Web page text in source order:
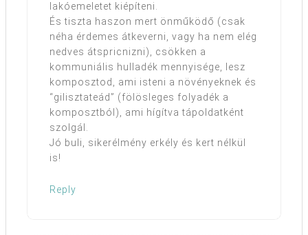
lakóemeletet kiépíteni.
És tiszta haszon mert önműködő (csak
néha érdemes átkeverni, vagy ha nem elég
nedves átspricnizni), csökken a
kommuniális hulladék mennyisége, lesz
komposztod, ami isteni a növényeknek és
“gilisztateád” (fölösleges folyadék a
komposztból), ami hígítva tápoldatként
szolgál.
Jó buli, sikerélmény erkély és kert nélkül
is!
Reply